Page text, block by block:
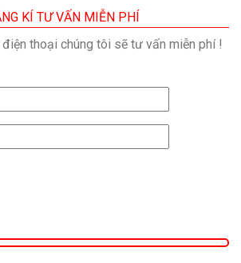
KÍ TƯ VẤN MIỄN PHÍ
thoại chúng tôi sẽ tư vấn miễn phí !